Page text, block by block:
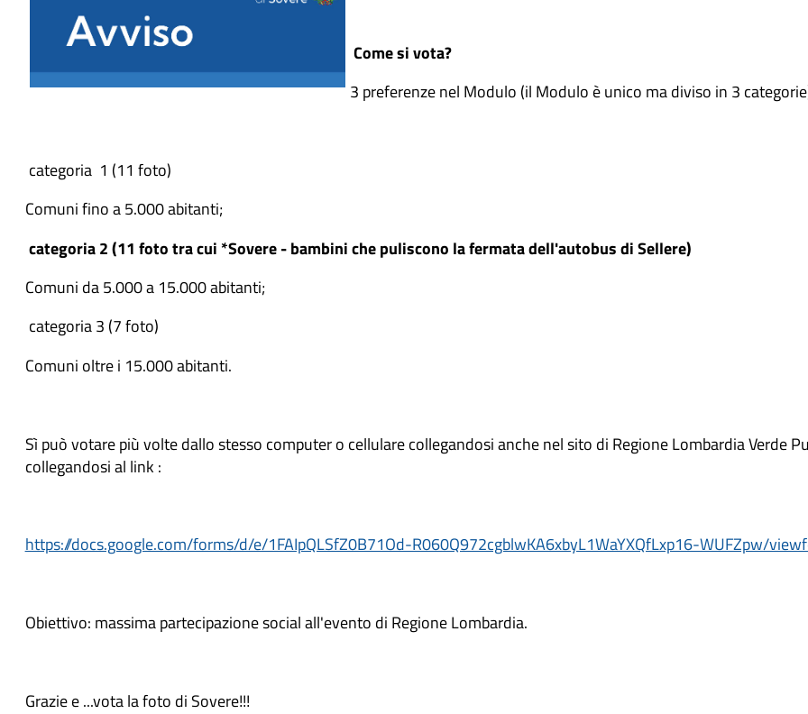
Come si vota?
3 preferenze nel Modulo (il Modulo è unico ma diviso in 3
categoria 1 (11 foto)
Comuni fino a 5.000 abitanti;
categoria 2 (11 foto tra cui *Sovere - bambini che puliscono la fermata dell'autobus di Sellere)
Comuni da 5.000 a 15.000 abitanti;
categoria 3 (7 foto)
Comuni oltre i 15.000 abitanti.
Sì può votare più volte dallo stesso computer o cellulare collegandosi anche nel sito di Regione Lombardia Verde
collegandosi al link :
https://docs.google.com/forms/d/e/1FAIpQLSfZ0B71Od-R060Q972cgblwKA6xbyL1WaYXQfLxp16-WUFZpw/
Obiettivo: massima partecipazione social all'evento di Regione Lombardia.
Grazie e ...vota la foto di Sovere!!!